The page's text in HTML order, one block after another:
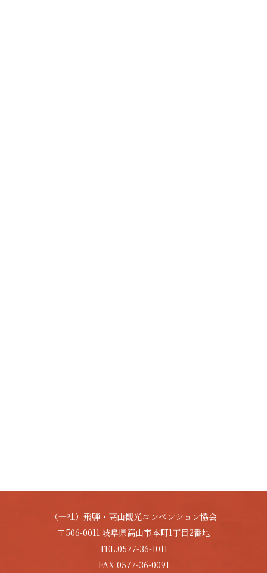
（一社）飛騨・高山観光コンベンション協会
〒506-0011 岐阜県高山市本町1丁目2番地
TEL.0577-36-1011
FAX.0577-36-0091